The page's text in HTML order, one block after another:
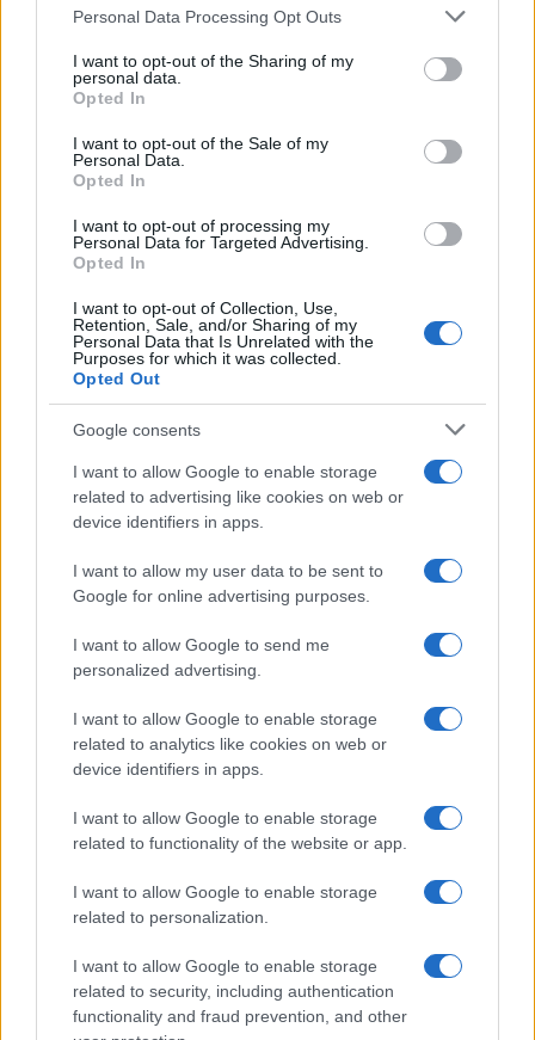
Please note that this website/app uses one or more Google
not limited to your visit or usage behaviour. You may click to
grant or deny consent to Google and its third-party tags to
use your data for below specified purposes in below Google
consent section.
Personal Data Processing Opt Outs
I want to opt-out of the Sharing of my
personal data.
Opted In
I want to opt-out of the Sale of my
Personal Data.
Opted In
I want to opt-out of processing my
Personal Data for Targeted Advertising.
Opted In
I want to opt-out of Collection, Use,
Retention, Sale, and/or Sharing of my
Personal Data that Is Unrelated with the
Purposes for which it was collected.
Opted Out
Google consents
I want to allow Google to enable storage
related to advertising like cookies on web or
device identifiers in apps.
I want to allow my user data to be sent to
Google for online advertising purposes.
I want to allow Google to send me
personalized advertising.
I want to allow Google to enable storage
related to analytics like cookies on web or
device identifiers in apps.
I want to allow Google to enable storage
related to functionality of the website or app.
I want to allow Google to enable storage
related to personalization.
I want to allow Google to enable storage
related to security, including authentication
functionality and fraud prevention, and other
Vuoi rimuovere le pubblicità nazionali?
Puoi abbonarti a soli € 1,10 al mese
cliccando
Sei già abbonato?
Puoi effettuare l'accesso andando nella
cliccandoqui
TEMI: Giulio Pes Luca Grilli
Rally Terra Sarda
i tuoi video e le tue foto
Su WhatsApp al numero +39
345 356 7512
Notizie in tempo reale?
Entra nel canale telegram di